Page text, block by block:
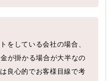
をしている会社の場合、
が掛かる場合が大半なの
良心的でお客様目線で考